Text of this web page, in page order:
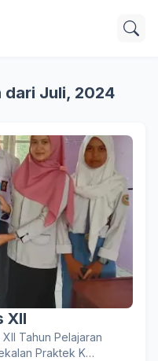
dari Juli, 2024
XII
Tahun Pelajaran
Praktek K…